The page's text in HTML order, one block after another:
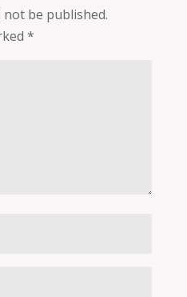
not be published.
*